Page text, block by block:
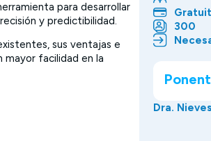
para desarrollar
y predictibilidad.
sus ventajas e
mayor facilidad en la
300
Dra.